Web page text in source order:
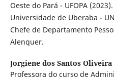
Oeste do Pará - UFOPA
Universidade de Uberaba -
Chefe de Departamento
Alenquer.
Jorgiene dos Santos Oliveira
Professora do curso de